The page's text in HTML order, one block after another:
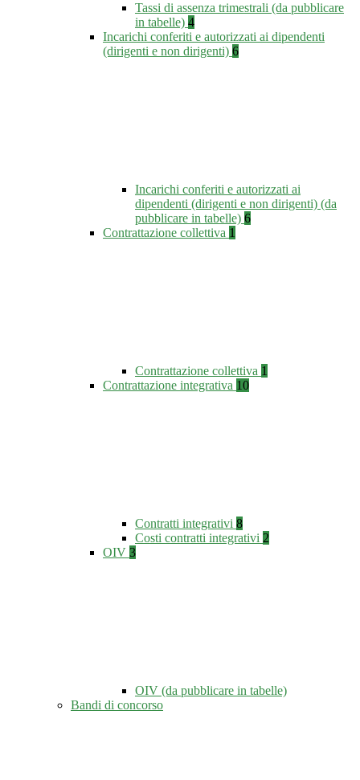
Tassi di assenza trimestrali (da pubblicare
in tabelle) 4
Incarichi conferiti e autorizzati ai dipendenti
(dirigenti e non dirigenti) 6
Incarichi conferiti e autorizzati ai
dipendenti (dirigenti e non dirigenti) (da
pubblicare in tabelle) 6
Contrattazione collettiva 1
Contrattazione collettiva 1
Contrattazione integrativa 10
Contratti integrativi 8
Costi contratti integrativi 2
OIV 3
OIV (da pubblicare in tabelle)
Bandi di concorso